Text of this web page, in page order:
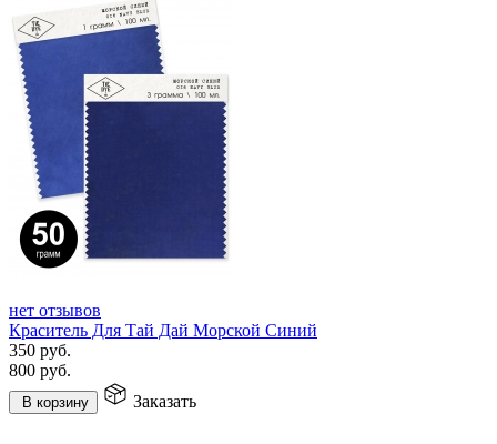
нет отзывов
Краситель Для Тай Дай Морской Синий
350 руб.
800 руб.
В корзину Заказать